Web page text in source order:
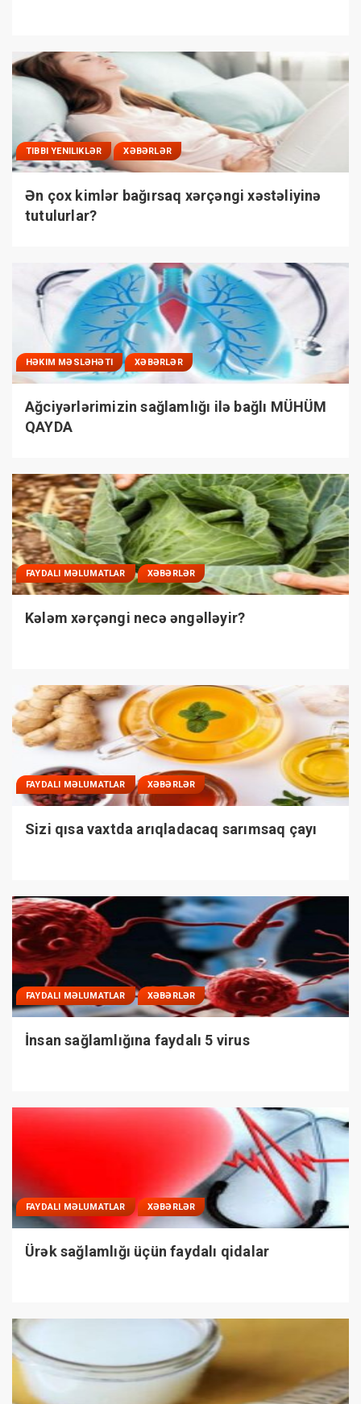
TIBBI YENILIKLƏR XƏBƏRLƏR
Ən çox kimlər bağırsaq xərçəngi xəstəliyinə
tutulurlar?
HƏKIM MƏSLƏHƏTI XƏBƏRLƏR
Ağciyərlərimizin sağlamlığı ilə bağlı MÜHÜM
QAYDA
FAYDALI MƏLUMATLAR XƏBƏRLƏR
Kələm xərçəngi necə əngəlləyir?
FAYDALI MƏLUMATLAR XƏBƏRLƏR
Sizi qısa vaxtda arıqladacaq sarımsaq çayı
FAYDALI MƏLUMATLAR XƏBƏRLƏR
İnsan sağlamlığına faydalı 5 virus
FAYDALI MƏLUMATLAR XƏBƏRLƏR
Ürək sağlamlığı üçün faydalı qidalar